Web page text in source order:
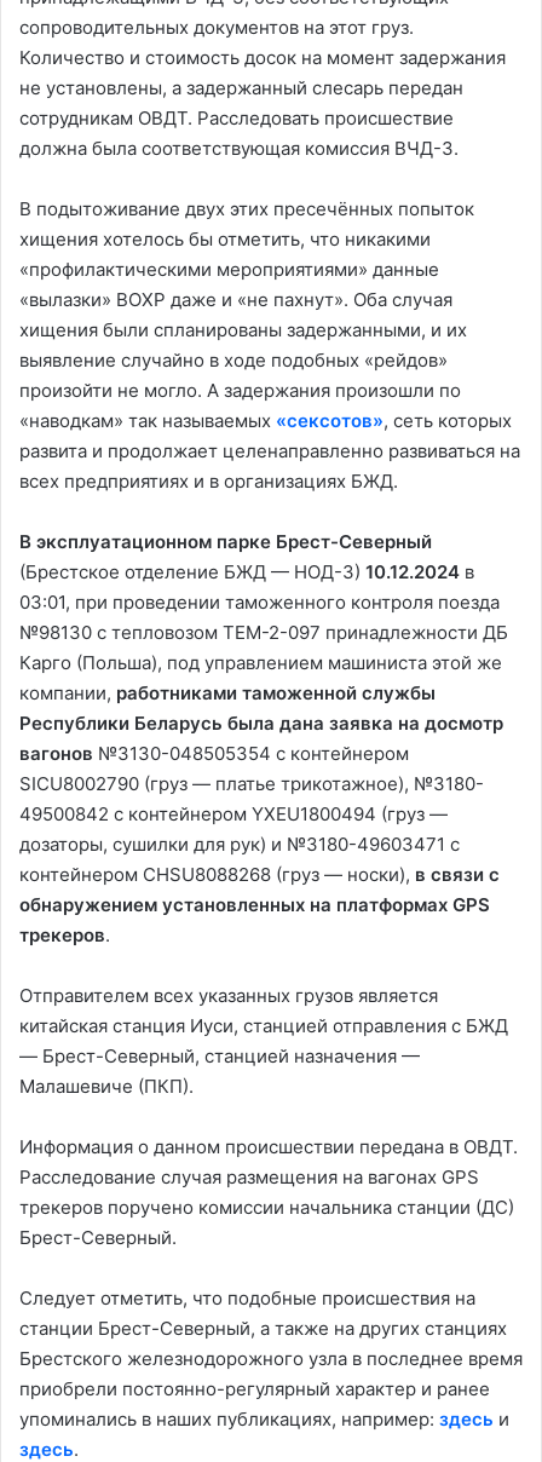
сопроводительных документов на этот груз.
Количество и стоимость досок на момент задержания
не установлены, а задержанный слесарь передан
сотрудникам ОВДТ. Расследовать происшествие
должна была соответствующая комиссия ВЧД-3.
В подытоживание двух этих пресечённых попыток
хищения хотелось бы отметить, что никакими
«профилактическими мероприятиями» данные
«вылазки» ВОХР даже и «не пахнут». Оба случая
хищения были спланированы задержанными, и их
выявление случайно в ходе подобных «рейдов»
произойти не могло. А задержания произошли по
«наводкам» так называемых «сексотов», сеть которых
развита и продолжает целенаправленно развиваться на
всех предприятиях и в организациях БЖД.
В эксплуатационном парке Брест-Северный
(Брестское отделение БЖД — НОД-3) 10.12.2024 в
03:01, при проведении таможенного контроля поезда
№98130 с тепловозом ТЕМ-2-097 принадлежности ДБ
Карго (Польша), под управлением машиниста этой же
компании, работниками таможенной службы
Республики Беларусь была дана заявка на досмотр
вагонов №3130-048505354 с контейнером
SICU8002790 (груз — платье трикотажное), №3180-
49500842 с контейнером YXEU1800494 (груз —
дозаторы, сушилки для рук) и №3180-49603471 с
контейнером CHSU8088268 (груз — носки), в связи с
обнаружением установленных на платформах GPS
трекеров.
Отправителем всех указанных грузов является
китайская станция Иуси, станцией отправления с БЖД
— Брест-Северный, станцией назначения —
Малашевиче (ПКП).
Информация о данном происшествии передана в ОВДТ.
Расследование случая размещения на вагонах GPS
трекеров поручено комиссии начальника станции (ДС)
Брест-Северный.
Следует отметить, что подобные происшествия на
станции Брест-Северный, а также на других станциях
Брестского железнодорожного узла в последнее время
приобрели постоянно-регулярный характер и ранее
упоминались в наших публикациях, например: здесь и
здесь.